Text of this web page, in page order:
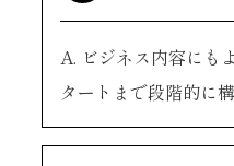
A. ビジネス内容にも
タートまで段階的に